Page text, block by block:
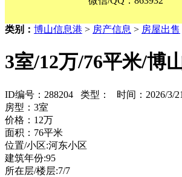
类别： 博山信息港 > 房产信息 > 房屋出售
3室/12万/76平米/博
ID编号：288204 类型： 时间：2026/3/
房型：3室
价格：12万
面积：76平米
位置/小区:河东小区
建筑年份:95
所在层/楼层:7/7